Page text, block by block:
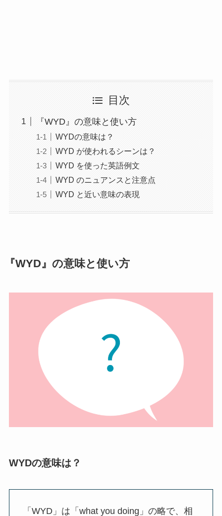
目次
『WYD』の意味と使い方
WYDの意味は？
WYD が使われるシーンは？
WYD を使った英語例文
WYD のニュアンスと注意点
WYD と近い意味の表現
『WYD』の意味と使い方
WYDの意味は？
「WYD」は「what you doing」の略で、相